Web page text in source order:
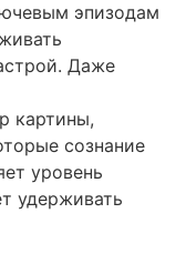
эпизодам
Даже
картины,
сознание
уровень
удерживать